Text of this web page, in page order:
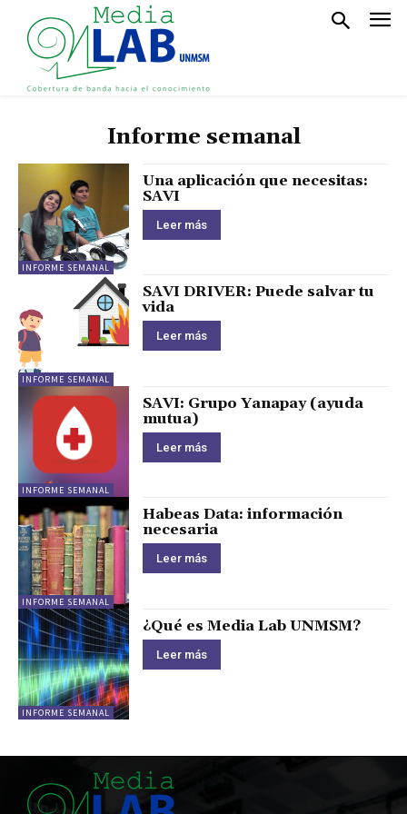
Informe semanal
INFORME SEMANAL
Una aplicación que necesitas:
SAVI
Leer más
INFORME SEMANAL
SAVI DRIVER: Puede salvar tu
vida
Leer más
INFORME SEMANAL
SAVI: Grupo Yanapay (ayuda
mutua)
Leer más
INFORME SEMANAL
Habeas Data: información
necesaria
Leer más
INFORME SEMANAL
¿Qué es Media Lab UNMSM?
Leer más